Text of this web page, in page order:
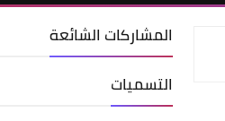
المشاركات الشائعة
التسميات